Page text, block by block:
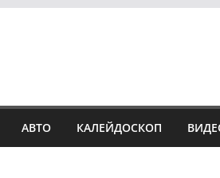
АВТО КАЛЕЙДОСКОП